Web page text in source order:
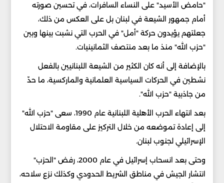
"حامض الأسيد" على النساء السافرات، في تحسين صورته
أمام جمهور الشيعة في لبنان بل على العكس من ذلك،
جعلتهم يؤيدون حركة "أمل" في الحرب التي نشبت بينها وبين
"حزب الله" منذ ما بعد منتصف الثمانينيات.
بالإضافة إلى أنه كان الكثير من الشيعة اللبنانيين بالفعل
نشطين في الحركات السياسية العلمانية والماركسية، ما حدّ
من جاذبية "حزب الله".
بعد انتهاء الحرب الأهلية اللبنانية عام 1990، سعى "حزب الله"
إلى إعادة تموضعه من خلال التركيز على مقاومة الاحتلال
الإسرائيلي لجنوب لبنان.
وحتى بعد انسحاب إسرائيل في عام 2000، رفض "الحزب"
انتشار الجيش في مناطق الشريط الحدودي وكذلك نزع سلاحه،